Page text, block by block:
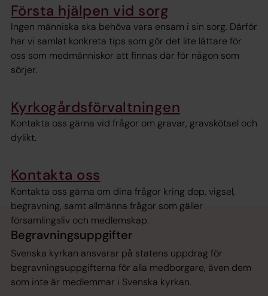
Första hjälpen vid sorg
Ingen människa ska behöva vara ensam i sin sorg. Därför
har vi samlat konkreta tips som gör det lite lättare för
oss som medmänniskor att finnas där för någon som
sörjer.
Kyrkogårdsförvaltningen
Kontakta oss gärna vid frågor om gravar, gravskötsel och
dylikt.
Kontakta oss
Kontakta oss gärna om dina frågor kring dop, vigsel,
begravning, samt allmänna frågor som gäller
församlingsliv och medlemskap.
Begravningsuppgifter
Svenska kyrkan ansvarar på statens uppdrag för
begravningsuppgifterna för alla medborgare, även dem
som inte är medlemmar i Svenska kyrkan.